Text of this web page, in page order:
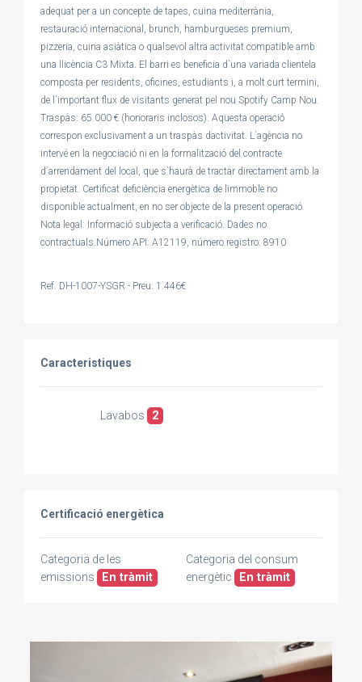
adequat per a un concepte de tapes, cuina mediterrània,
restauració internacional, brunch, hamburgueses premium,
pizzeria, cuina asiàtica o qualsevol altra activitat compatible amb
una llicència C3 Mixta. El barri es beneficia d`una variada clientela
composta per residents, oficines, estudiants i, a molt curt termini,
de l`important flux de visitants generat pel nou Spotify Camp Nou.
Traspàs: 65.000 € (honoraris inclosos). Aquesta operació
correspon exclusivament a un traspàs dactivitat. L`agència no
intervé en la negociació ni en la formalització del contracte
d`arrendament del local, que s`haurà de tractar directament amb la
propietat. Certificat deficiència energètica de limmoble no
disponible actualment, en no ser objecte de la present operació.
Nota legal: Informació subjecta a verificació. Dades no
contractuals.Número API: A12119, número registro: 8910
Ref. DH-1007-YSGR - Preu: 1.446€
Caracteristiques
Lavabos 2
Certificació energètica
Categoria de les
emissions
En tràmit
Categoria del consum
energètic
En tràmit